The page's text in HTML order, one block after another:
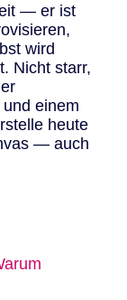
— er ist
wird
Nicht starr,
einem
heute
— auch